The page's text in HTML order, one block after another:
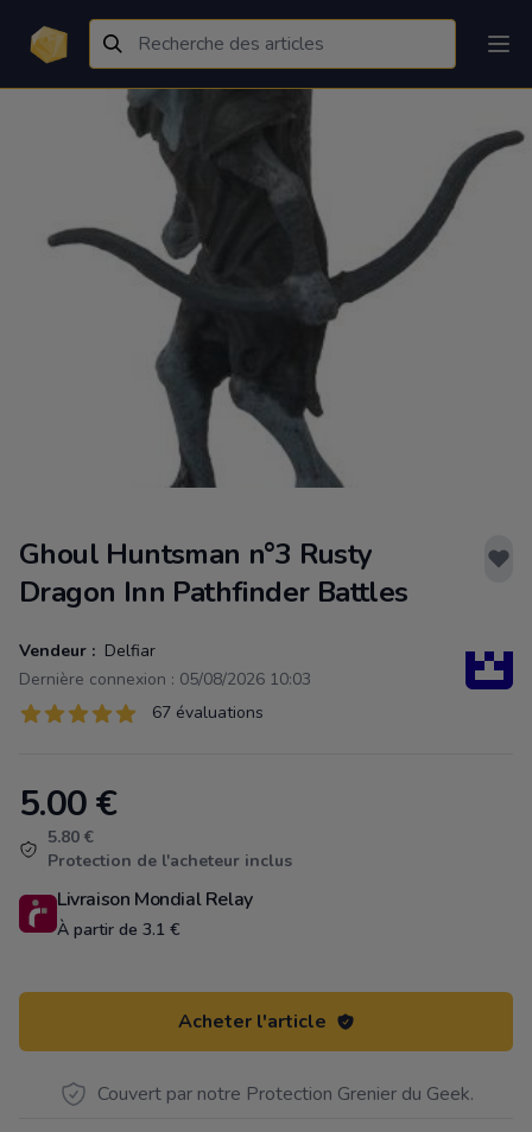
Ghoul Huntsman n°3 Rusty
Dragon Inn Pathfinder Battles
Vendeur : Delfiar
Dernière connexion : 05/08/2026 10:03
Évaluations
67 sur 5 étoiles 67 évaluations
Product information
5.00€
5.80 €
Protection de l'acheteur inclus
Livraison Mondial Relay
À partir de 3.1 €
Acheter l'article
Couvert par notre Protection Grenier du Geek.